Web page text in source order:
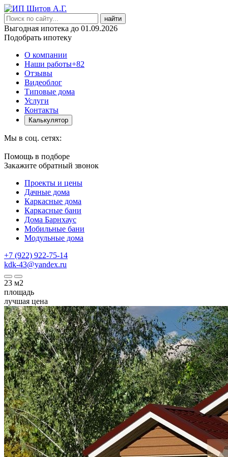
найти
Выгодная ипотека до 01.09.2026
Подобрать ипотеку
О компании
Наши работы+82
Отзывы
Видеоблог
Типовые дома
Услуги
Контакты
Калькулятор
Мы в соц. сетях:
Помощь в подборе
Закажите обратный звонок
Проекты и цены
Дачные дома
Каркасные дома
Каркасные бани
Дома Барнхаус
Мобильные бани
Модульные дома
+7 (922) 922-75-14
kdk-43@yandex.ru
23 м2
площадь
лучшая цена